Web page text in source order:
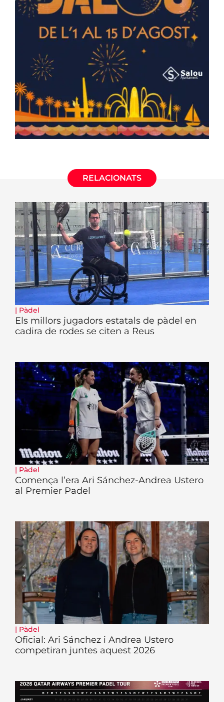
RELACIONATS
| Pàdel
Els millors jugadors estatals de pàdel en
cadira de rodes se citen a Reus
| Pàdel
Comença l’era Ari Sánchez-Andrea Ustero
al Premier Padel
| Pàdel
Oficial: Ari Sánchez i Andrea Ustero
competiran juntes aquest 2026